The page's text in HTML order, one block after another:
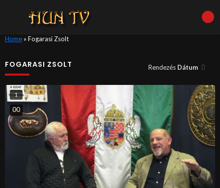
Home» Fogarasi Zsolt
FOGARASI ZSOLT Rendezés Dátum
1
00